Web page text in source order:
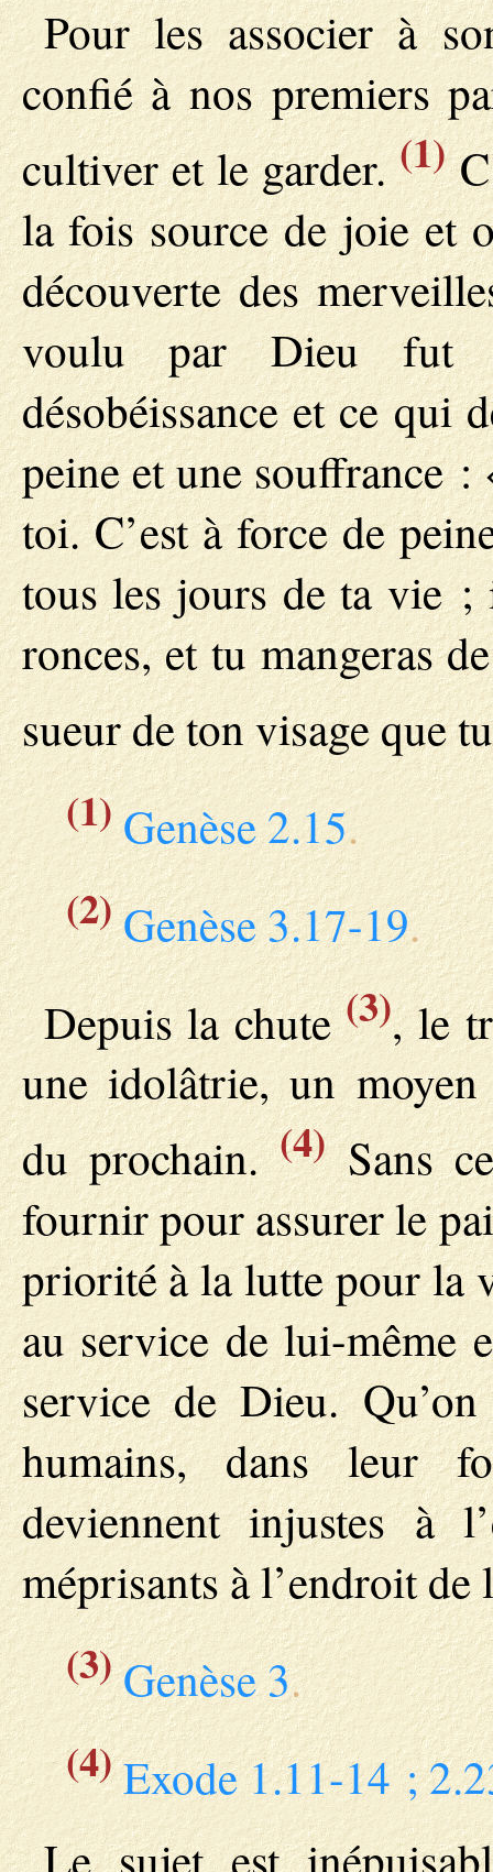
Pour les associer à
confié à nos premiers
cultiver et le garder.(1)
la fois source de joie et
découverte des
voulu par Dieu fut
désobéissance et ce qui
peine et une souffrance :
toi. C’est à force de
tous les jours de ta vie ;
ronces, et tu mangeras
sueur de ton visage que
(1)Genèse 2.15.
(2)Genèse 3.17-19.
Depuis la chute(3), le
une idolâtrie, un moyen
du prochain.(4)Sans
fournir pour assurer le
priorité à la lutte pour la
au service de lui-même
service de Dieu.
humains, dans leur
deviennent injustes à
méprisants à l’endroit de
(3)Genèse 3.
(4)Exode 1.11-14 ;
Le sujet est